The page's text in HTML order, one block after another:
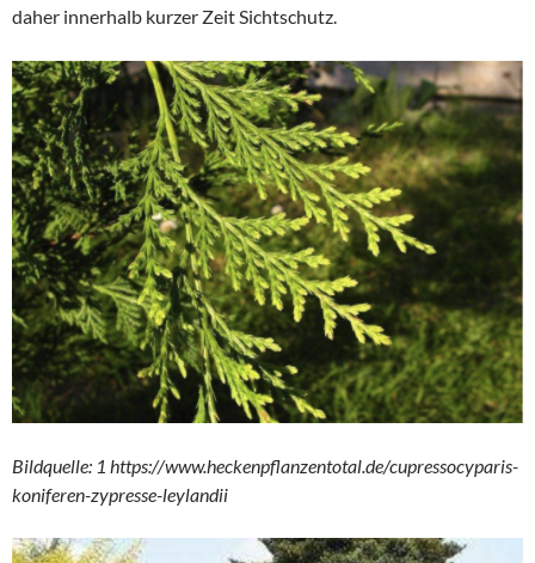
daher innerhalb kurzer Zeit Sichtschutz.
Bildquelle: 1 https://www.heckenpflanzentotal.de/cupressocyparis-
koniferen-zypresse-leylandii